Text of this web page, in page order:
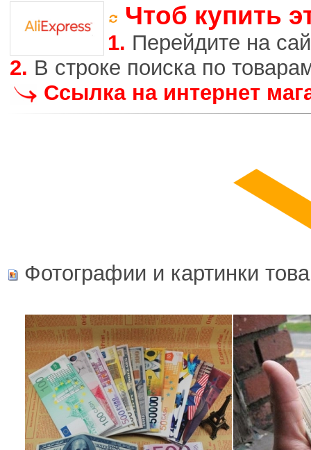
Чтоб купить
1. Перейдите на
2. В строке поиска по
Ссылка на интернет
Фотографии и картинки